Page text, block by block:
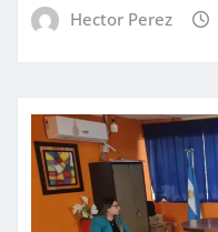
Hector Perez